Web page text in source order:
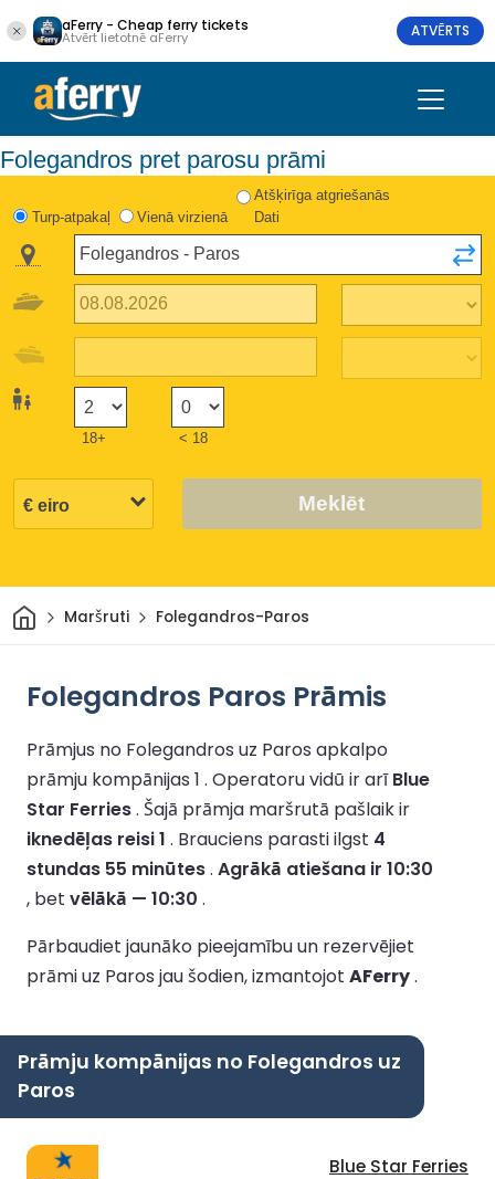
aFerry - Cheap ferry tickets
Atvērt lietotnē aFerry ATVĒRTS
Folegandros pret parosu prāmi
Turp-atpakaļ Vienā virzienā
Atšķirīga atgriešanās
Dati
18+ < 18
Meklēt
Sākums
Maršruti Folegandros-Paros
Folegandros Paros Prāmis
Prāmjus no Folegandros uz Paros apkalpo
prāmju kompānijas 1 . Operatoru vidū ir arīBlue
Star Ferries. Šajā prāmja maršrutā pašlaik ir
iknedēļas reisi 1 . Brauciens parasti ilgst 4
stundas 55 minūtes. Agrākā atiešana ir 10:30
, bet vēlākā — 10:30 .
Pārbaudiet jaunāko pieejamību un rezervējiet
prāmi uz Paros jau šodien, izmantojot AFerry.
Prāmju kompānijas no Folegandros uz
Paros
Blue Star Ferries